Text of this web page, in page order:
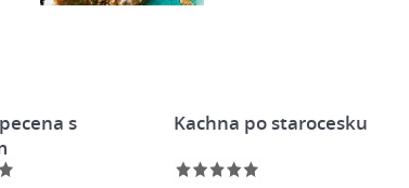
s
Kachna po starocesku